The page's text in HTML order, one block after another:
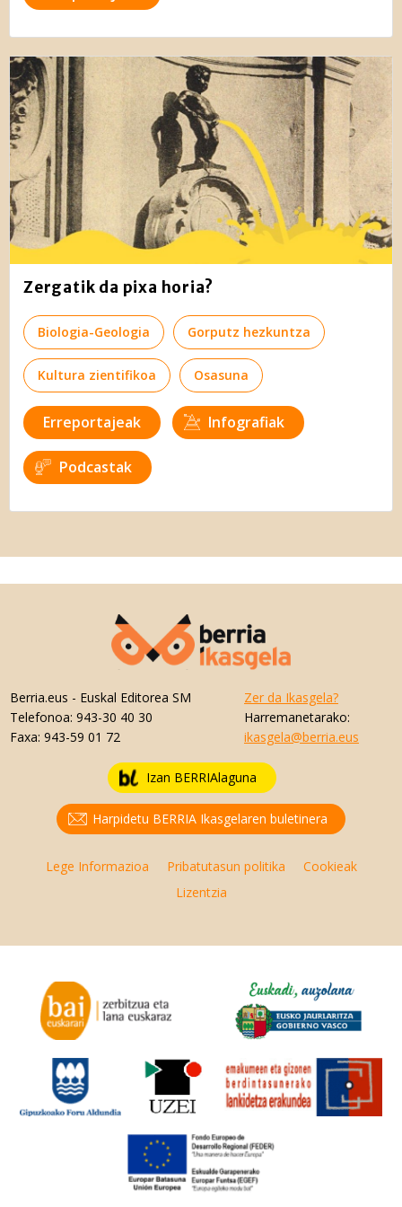
Zergatik da pixa horia?
Biologia-Geologia Gorputz hezkuntza
Kultura zientifikoa Osasuna
Erreportajeak Infografiak
Podcastak
Berria.eus - Euskal Editorea SM
Telefonoa: 943-30 40 30
Faxa: 943-59 01 72
Zer da Ikasgela?
Harremanetarako:
ikasgela@berria.eus
Izan BERRIAlaguna
Harpidetu BERRIA Ikasgelaren buletinera
Lege Informazioa Pribatutasun politika
Cookieak
Lizentzia